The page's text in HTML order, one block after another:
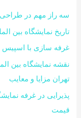
سه راز مهم در طراحی
تاریخ نمایشگاه بین
غرفه سازی با اسپیس
نقشه نمایشگاه بین
تهران مزایا و معایب
پذیرایی در غرفه
قیمت